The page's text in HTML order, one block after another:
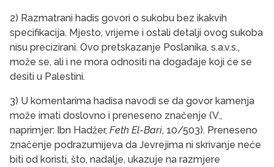
2) Razmatrani hadis govori o sukobu bez ikakvih
specifikacija. Mjesto, vrijeme i ostali detalji ovog sukoba
nisu precizirani. Ovo pretskazanje Poslanika, s.a.v.s.,
može se, ali i ne mora odnositi na događaje koji će se
desiti u Palestini.
3) U komentarima hadisa navodi se da govor kamenja
može imati doslovno i preneseno značenje (V.,
naprimjer: Ibn Hadžer, Feth El-Bari, 10/503). Preneseno
značenje podrazumijeva da Jevrejima ni skrivanje neće
biti od koristi, što, nadalje, ukazuje na razmjere